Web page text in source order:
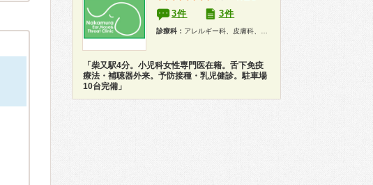
3件 3件
診療科： アレルギー科、皮膚科、耳鼻咽喉科、小児科、健康診断
「柴又駅4分。小児科女性専門医在籍。舌下免疫
療法・補聴器外来。予防接種・乳児健診。駐車場
10台完備」